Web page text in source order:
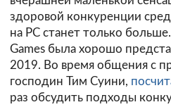
здоровой конкуренции
на PC станет только
Games была хорошо
2019. Во время общения с
господин Тим Суини,
раз обсудить подходы